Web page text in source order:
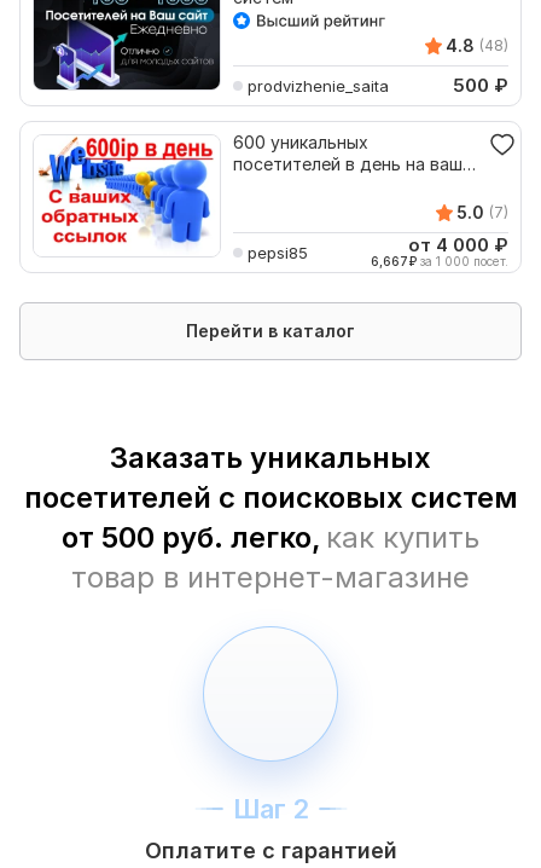
4.8 (48)
prodvizhenie_saita 500 ₽
600 уникальных
посетителей в день на ваш
5.0 (7)
pepsi85 от 4 000 ₽
6,667₽ за 1 000 посет.
Перейти в каталог
Заказать уникальных
посетителей с поисковых систем
от 500 руб. легко, как купить
товар в интернет-магазине
Шаг 2
Оплатите с гарантией